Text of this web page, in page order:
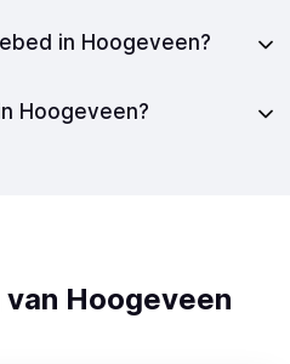
in Hoogeveen?
Hoogeveen?
Hoogeveen